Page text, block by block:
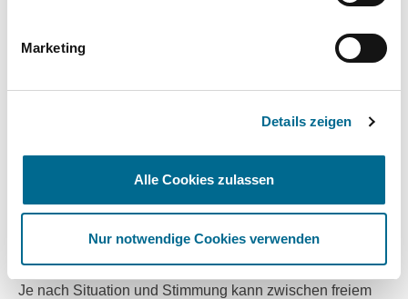
Marketing
Details zeigen
Alle Cookies zulassen
Nur notwendige Cookies verwenden
Die optionale Ambientebeleuchtung schafft ein
luxuriöses, stimmungsvolles Erlebnis.
Flexibilität:
Je nach Situation und Stimmung kann zwischen freiem